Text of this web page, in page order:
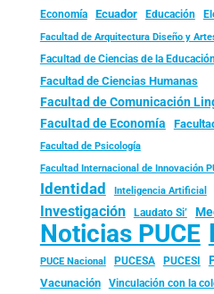
Economía Ecuador Educación
Facultad de Arquitectura Diseño y
Facultad de Ciencias de la
Facultad de Ciencias Humanas
Facultad de Comunicación
Facultad de Economía
Facultad de Psicología
Facultad Internacional de Innovación
Identidad Inteligencia Artificial
Investigación Laudato Si’
Noticias PUCE
PUCE Nacional PUCESA PUCESI
Vacunación
Vinculación con la